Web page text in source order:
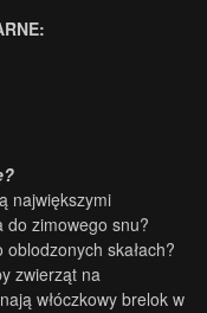
największymi
do zimowego snu?
skałach?
zwierząt na
włóczkowy brelok w